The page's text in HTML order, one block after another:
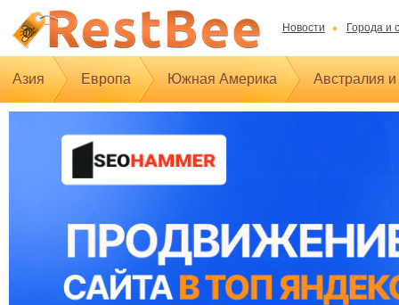
Новости Города и
Азия Европа Южная Америка Австралия